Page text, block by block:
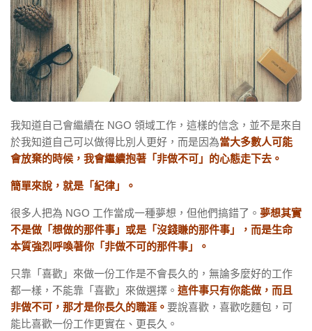
我知道自己會繼續在 NGO 領域工作，這樣的信念，並不是來自
於我知道自己可以做得比別人更好，而是因為當大多數人可能
會放棄的時候，我會繼續抱著「非做不可」的心態走下去。
簡單來說，就是「紀律」。
很多人把為 NGO 工作當成一種夢想，但他們搞錯了。 夢想其實
不是做「想做的那件事」或是「沒錢賺的那件事」，而是生命
本質強烈呼喚著你「非做不可的那件事」。
只靠「喜歡」來做一份工作是不會長久的，無論多麼好的工作
都一樣，不能靠「喜歡」來做選擇。 這件事只有你能做，而且
非做不可，那才是你長久的職涯。 要說喜歡，喜歡吃麵包，可
能比喜歡一份工作更實在、更長久。